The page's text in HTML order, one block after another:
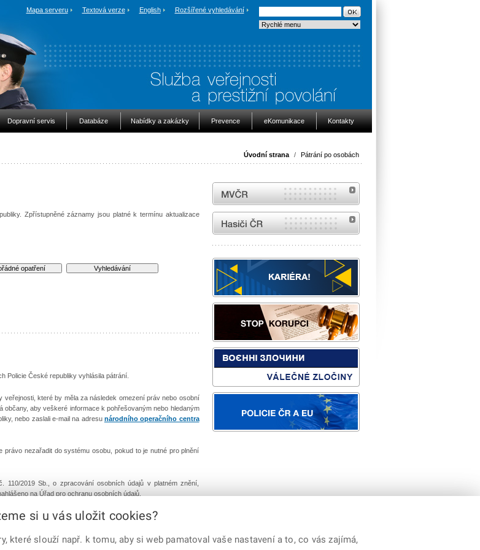
Mapa serveru Textová verze English Rozšířené vyhledávání
Dopravní servis Databáze Nabídky a zakázky Prevence eKomunikace Kontakty
Úvodní strana / Pátrání po osobách
Zpřístupněné záznamy jsou platné k termínu aktualizace
Policie České republiky vyhlásila pátrání.
které by měla za následek omezení práv nebo osobní
aby veškeré informace k pohřešovaným nebo hledaným
nebo zaslali e-mail na adresu národního operačního centra
nezařadit do systému osobu, pokud to je nutné pro plnění
2019 Sb., o zpracování osobních údajů v platném znění,
na Úřad pro ochranu osobních údajů.
MVČR
internetové stránky Hasiči ČR
si u vás uložit cookies?
které slouží např. k tomu, aby si web pamatoval vaše nastavení a to, co vás zajímá,